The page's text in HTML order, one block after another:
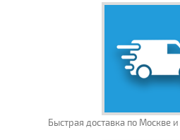
Быстрая доставка по Москве